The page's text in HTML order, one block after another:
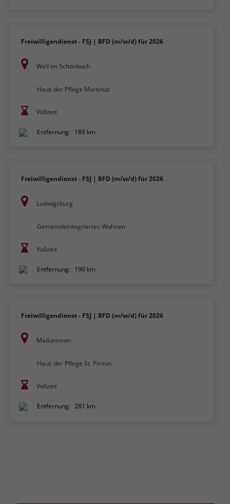
Freiwilligendienst - FSJ | BFD (m/w/d) für 2026
Weil im Schönbuch
Haus der Pflege Martinus
Vollzeit
Entfernung: 189 km
Freiwilligendienst - FSJ | BFD (m/w/d) für 2026
Ludwigsburg
Gemeindeintegriertes Wohnen
Vollzeit
Entfernung: 190 km
Freiwilligendienst - FSJ | BFD (m/w/d) für 2026
Maikammer
Haus der Pflege St. Pirmin
Vollzeit
Entfernung: 281 km